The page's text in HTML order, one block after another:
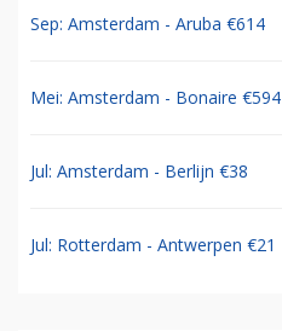
Sep: Amsterdam - Aruba €614
Mei: Amsterdam - Bonaire €594
Jul: Amsterdam - Berlijn €38
Jul: Rotterdam - Antwerpen €21